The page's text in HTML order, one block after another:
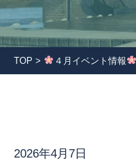
団体会員一覧
入会案内
TOP > ４月イベント情報
2026年4月7日